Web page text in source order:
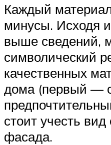
Каждый
минусы. Исходя
выше сведений,
символический
качественных
дома (первый —
стоит учесть
фасада.